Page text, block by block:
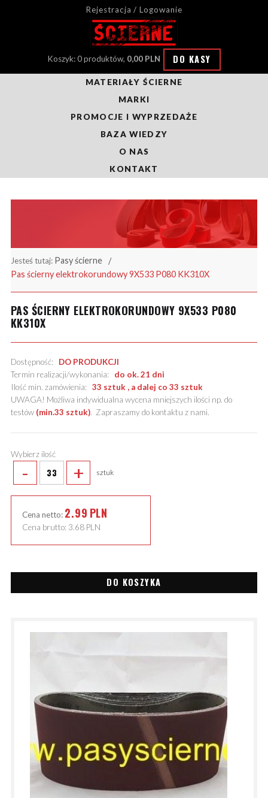
Rejestracja / Logowanie
Koszyk: 0 produktów, 0,00 PLN DO KASY
MATERIAŁY ŚCIERNE
MARKI
PROMOCJE I WYPRZEDAŻE
BAZA WIEDZY
O NAS
KONTAKT
Jesteś tutaj: Pasy ścierne
Pas ścierny elektrokorundowy 9X533 P080 KK310X
PAS ŚCIERNY ELEKTROKORUNDOWY 9X533 P080
KK310X
Dostępność: DO PRODUKCJI
Termin realizacji/wykonania: do ok. 21 dni
Ilość min. zamówienia: 33 sztuk , a dalej co 33 sztuk
UWAGA! Możliwa indywidualna wycena mniejszych ilości np. do
testów (min.33 sztuk). Zapraszamy do kontaktu z nami.
Wybierz ilość
- + sztuk
Cena netto: 2.99 PLN
Cena brutto: 3.68 PLN
DO KOSZYKA